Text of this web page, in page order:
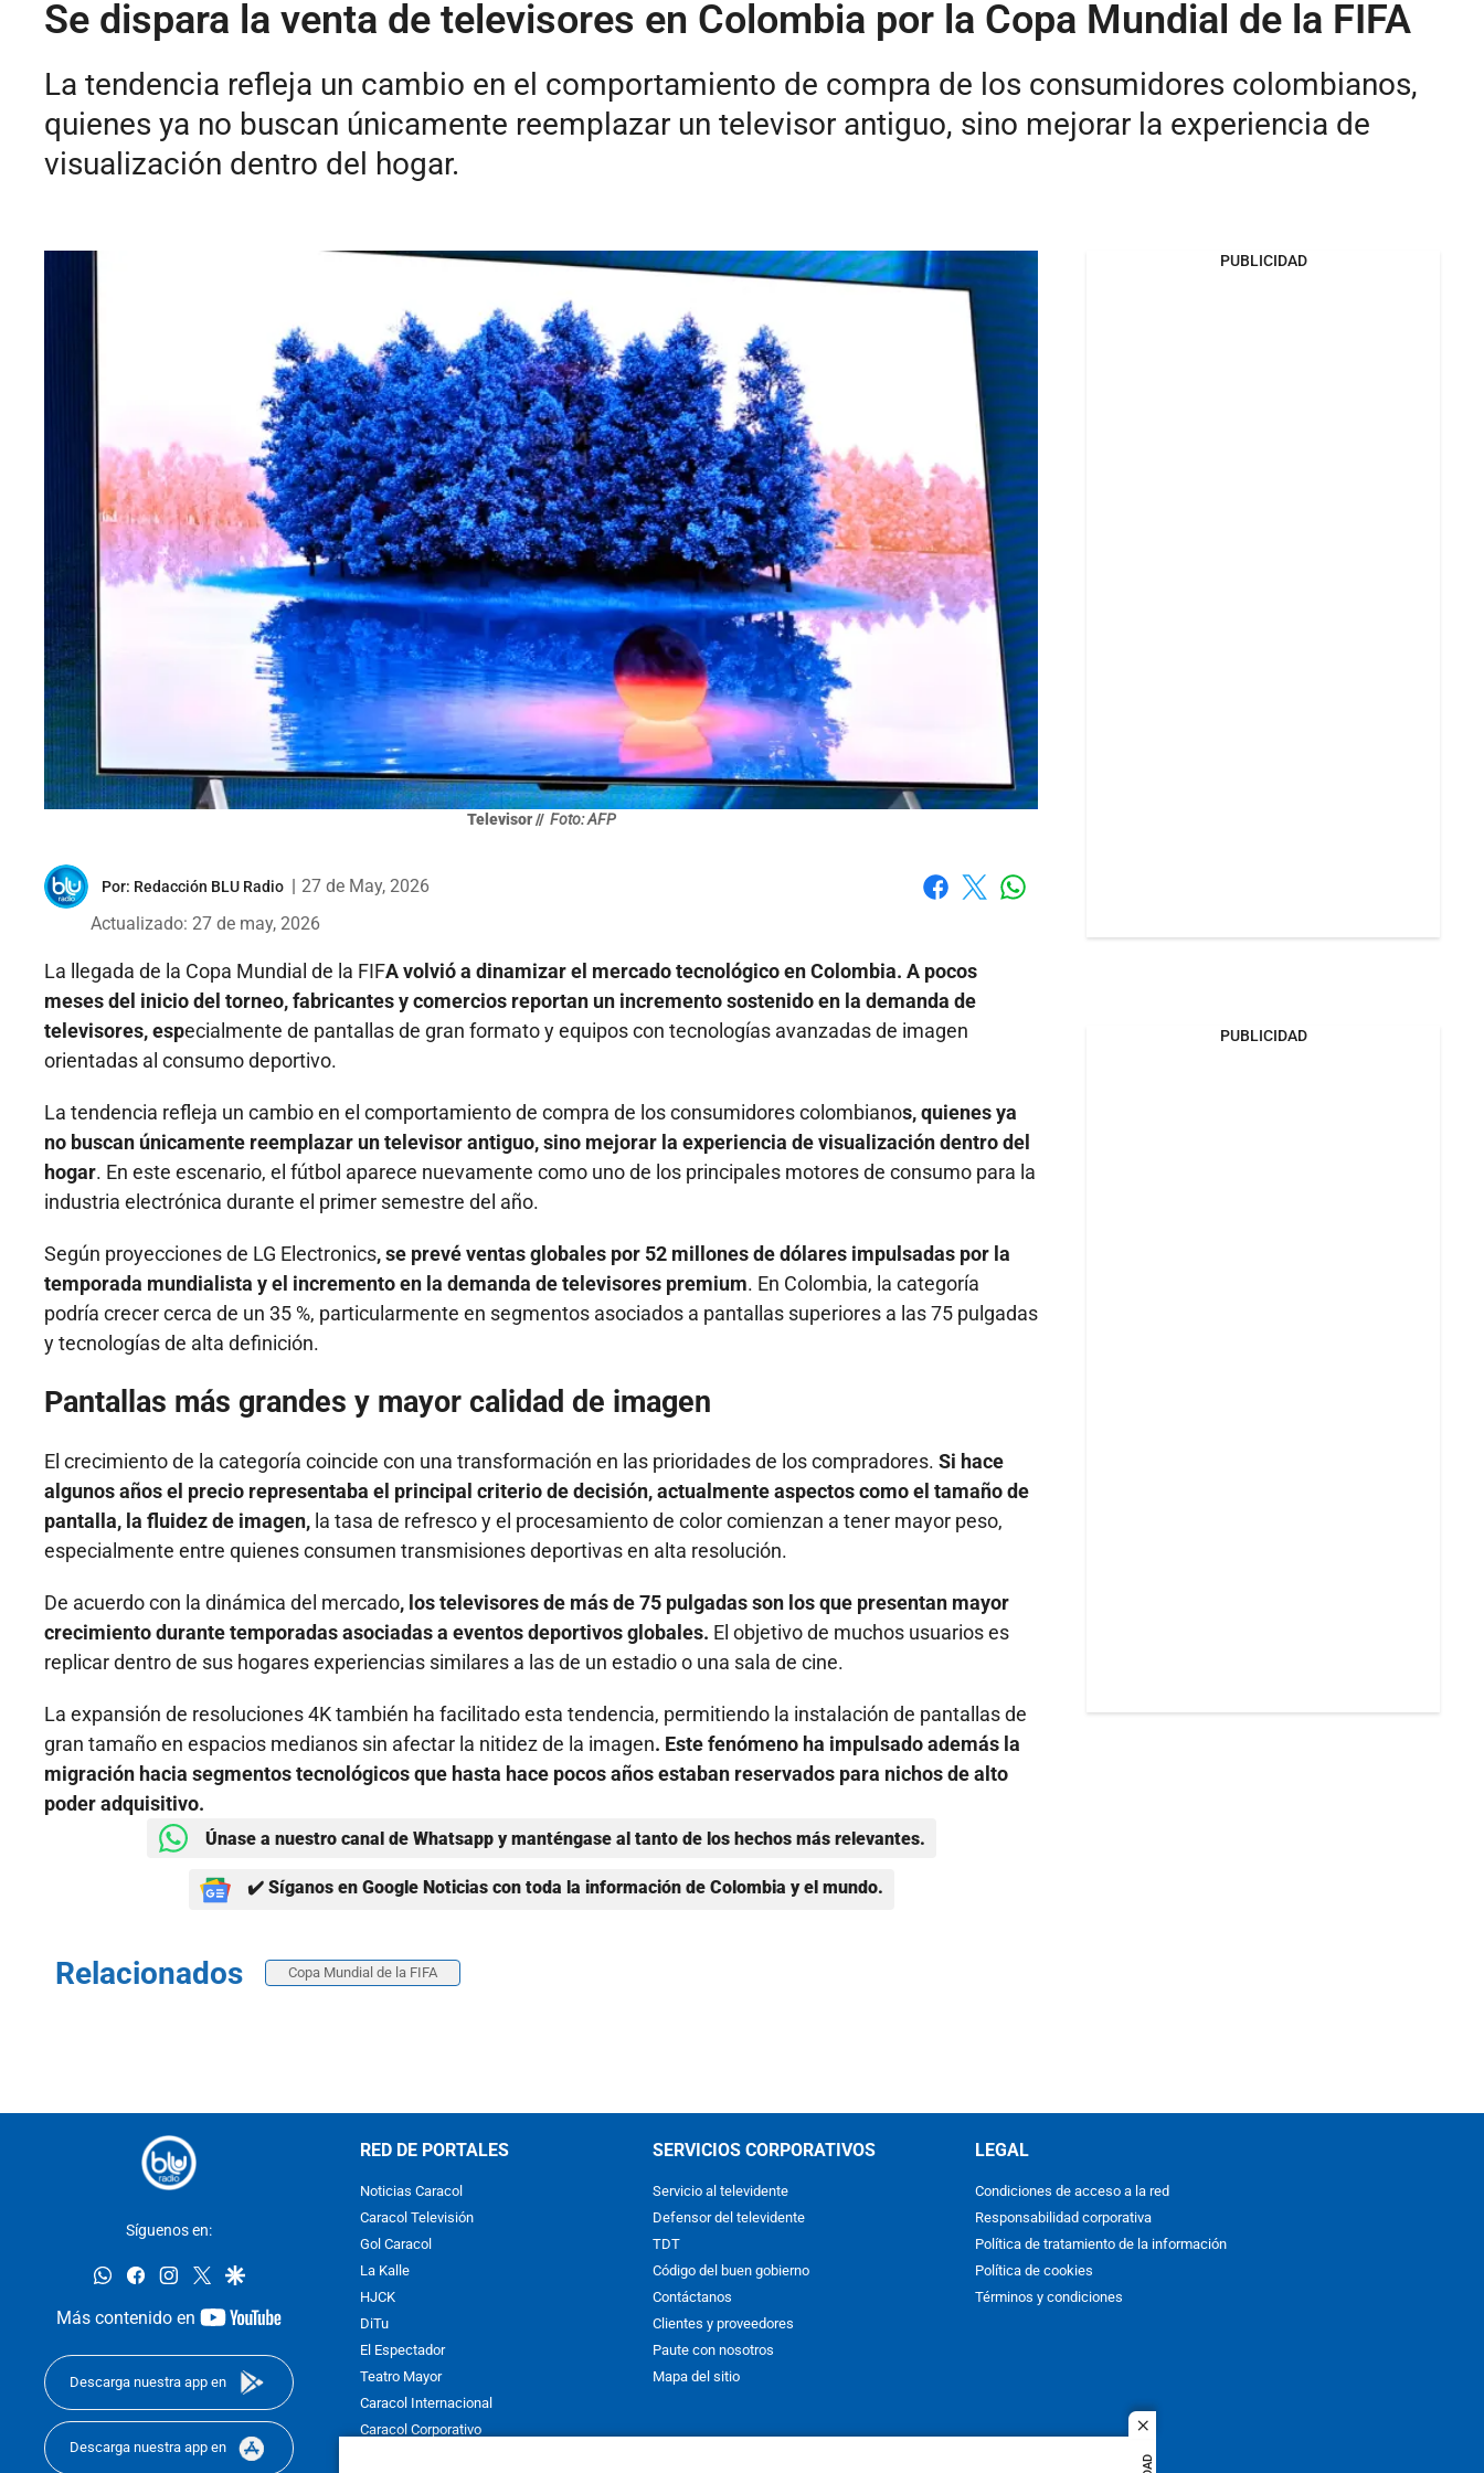
close
Se dispara la venta de televisores en Colombia por la Copa Mundial de la FIFA
La tendencia refleja un cambio en el comportamiento de compra de los consumidores colombianos,
quienes ya no buscan únicamente reemplazar un televisor antiguo, sino mejorar la experiencia de
visualización dentro del hogar.
Televisor // Foto: AFP
Por: Redacción BLU Radio
27 de May, 2026
Actualizado: 27 de may, 2026
La llegada de la Copa Mundial de la FIFA volvió a dinamizar el mercado tecnológico en Colombia. A pocos
meses del inicio del torneo, fabricantes y comercios reportan un incremento sostenido en la demanda de
televisores, especialmente de pantallas de gran formato y equipos con tecnologías avanzadas de imagen
orientadas al consumo deportivo.
La tendencia refleja un cambio en el comportamiento de compra de los consumidores colombianos, quienes ya
no buscan únicamente reemplazar un televisor antiguo, sino mejorar la experiencia de visualización dentro del
hogar. En este escenario, el fútbol aparece nuevamente como uno de los principales motores de consumo para la
industria electrónica durante el primer semestre del año.
Según proyecciones de LG Electronics, se prevé ventas globales por 52 millones de dólares impulsadas por la
temporada mundialista y el incremento en la demanda de televisores premium. En Colombia, la categoría
podría crecer cerca de un 35 %, particularmente en segmentos asociados a pantallas superiores a las 75 pulgadas
y tecnologías de alta definición.
Pantallas más grandes y mayor calidad de imagen
El crecimiento de la categoría coincide con una transformación en las prioridades de los compradores. Si hace
algunos años el precio representaba el principal criterio de decisión, actualmente aspectos como el tamaño de
pantalla, la fluidez de imagen, la tasa de refresco y el procesamiento de color comienzan a tener mayor peso,
especialmente entre quienes consumen transmisiones deportivas en alta resolución.
De acuerdo con la dinámica del mercado, los televisores de más de 75 pulgadas son los que presentan mayor
crecimiento durante temporadas asociadas a eventos deportivos globales. El objetivo de muchos usuarios es
replicar dentro de sus hogares experiencias similares a las de un estadio o una sala de cine.
La expansión de resoluciones 4K también ha facilitado esta tendencia, permitiendo la instalación de pantallas de
gran tamaño en espacios medianos sin afectar la nitidez de la imagen. Este fenómeno ha impulsado además la
migración hacia segmentos tecnológicos que hasta hace pocos años estaban reservados para nichos de alto
poder adquisitivo.
Únase a nuestro canal de Whatsapp y manténgase al tanto de los hechos más relevantes.
✔️ Síganos en Google Noticias con toda la información de Colombia y el mundo.
Relacionados Copa Mundial de la FIFA
PUBLICIDAD
PUBLICIDAD
Síguenos en:
whatsappfacebookinstagram
twittergoogle
Más contenido en
youtube-
Descarga nuestra app en
Descarga nuestra app en
RED DE PORTALES
Noticias Caracol
Caracol Televisión
Gol Caracol
La Kalle
HJCK
DiTu
El Espectador
Teatro Mayor
Caracol Internacional
Caracol Corporativo
SERVICIOS CORPORATIVOS
Servicio al televidente
Defensor del televidente
TDT
Código del buen gobierno
Contáctanos
Clientes y proveedores
Paute con nosotros
Mapa del sitio
LEGAL
Condiciones de acceso a la red
Responsabilidad corporativa
Política de tratamiento de la información
Política de cookies
Términos y condiciones